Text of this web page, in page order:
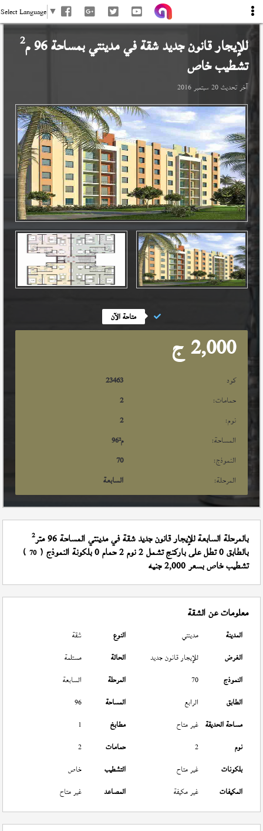
Select Language ▼
للإيجار قانون جديد شقة فيمدينتيبمساحة 96 م 2
تشطيب خاص
آخر تحديث20 سبتمبر 2016
متاحة الآن
2,000 ج
كود
23463
حمامات:
2
نوم:
2
المساحة:
96م²
النموذج:
70
المرحلة:
السابعة
بالمرحلة السابعة للإيجار قانون جديد شقة في مدينتي المساحة 96 متر 2
بالطابق 0 تطل على باركنج تشمل 2 نوم 2 حمام 0 بلكونة النموذج ( 70
)
تشطيب خاص بسعر 2,000 جنيه
معلومات عن الشقة
المدينة مدينتي النوع
شقة
الغرض
للإيجار قانون جديد الحالة
مستلمة
النموذج
70 المرحلة
السابعة
الطابق
الرابع المساحة
96
مساحة الحديقة غير متاح مطابخ
1
نوم
2 حمامات
2
بلكونات
غير متاح التشطيب
خاص
المكيفات
غير مكيفة المصاعد غير متاح